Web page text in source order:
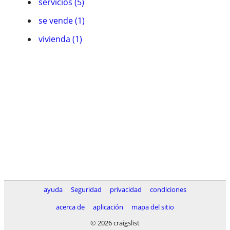
se vende (1)
vivienda (1)
ayuda Seguridad privacidad
condiciones
acerca de
aplicación
mapa del sitio
© 2026 craigslist